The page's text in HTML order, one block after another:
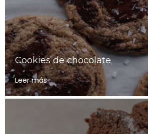
Cookies de chocolate
Leer más